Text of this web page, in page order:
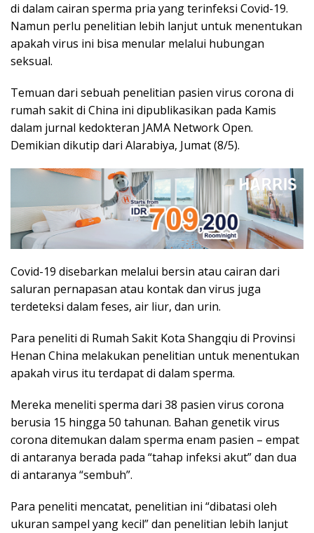
di dalam cairan sperma pria yang terinfeksi Covid-19.
Namun perlu penelitian lebih lanjut untuk menentukan
apakah virus ini bisa menular melalui hubungan
seksual.
Temuan dari sebuah penelitian pasien virus corona di
rumah sakit di China ini dipublikasikan pada Kamis
dalam jurnal kedokteran JAMA Network Open.
Demikian dikutip dari Alarabiya, Jumat (8/5).
Covid-19 disebarkan melalui bersin atau cairan dari
saluran pernapasan atau kontak dan virus juga
terdeteksi dalam feses, air liur, dan urin.
Para peneliti di Rumah Sakit Kota Shangqiu di Provinsi
Henan China melakukan penelitian untuk menentukan
apakah virus itu terdapat di dalam sperma.
Mereka meneliti sperma dari 38 pasien virus corona
berusia 15 hingga 50 tahunan. Bahan genetik virus
corona ditemukan dalam sperma enam pasien – empat
di antaranya berada pada “tahap infeksi akut” dan dua
di antaranya “sembuh”.
Para peneliti mencatat, penelitian ini “dibatasi oleh
ukuran sampel yang kecil” dan penelitian lebih lanjut